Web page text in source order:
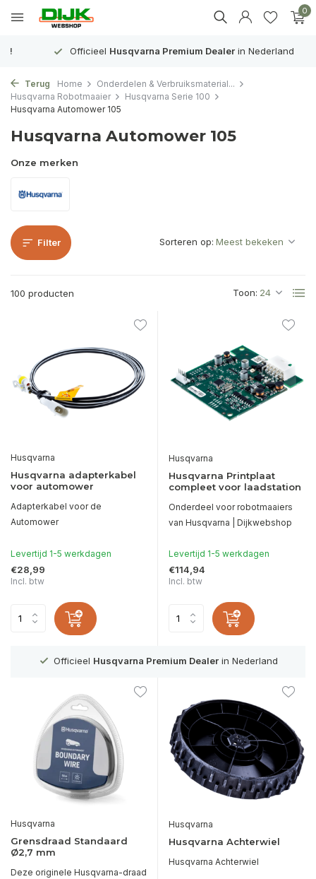
0
OfficieelHusqvarna Premium Dealerin Nederland
Terug Home
Onderdelen & Verbruiksmaterial...
Husqvarna Robotmaaier
Husqvarna Serie 100
Husqvarna Automower 105
Husqvarna Automower 105
Onze merken
Filter
100 producten Toon:
Sorteren op:
Husqvarna
Husqvarna adapterkabel
voor automower
Adapterkabel voor de
Automower
Levertijd 1-5 werkdagen
€28,99
Incl. btw
Husqvarna
Husqvarna Printplaat
compleet voor laadstation
Onderdeel voor robotmaaiers
van Husqvarna | Dijkwebshop
Levertijd 1-5 werkdagen
€114,94
Incl. btw
Officieel Husqvarna Premium Dealerin Nederland
Husqvarna
Grensdraad Standaard
Ø2,7 mm
Deze originele Husqvarna-draad
Husqvarna
Husqvarna Achterwiel
Husqvarna Achterwiel